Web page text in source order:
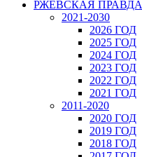
РЖЕВСКАЯ ПРАВДА
2021-2030
2026 ГОД
2025 ГОД
2024 ГОД
2023 ГОД
2022 ГОД
2021 ГОД
2011-2020
2020 ГОД
2019 ГОД
2018 ГОД